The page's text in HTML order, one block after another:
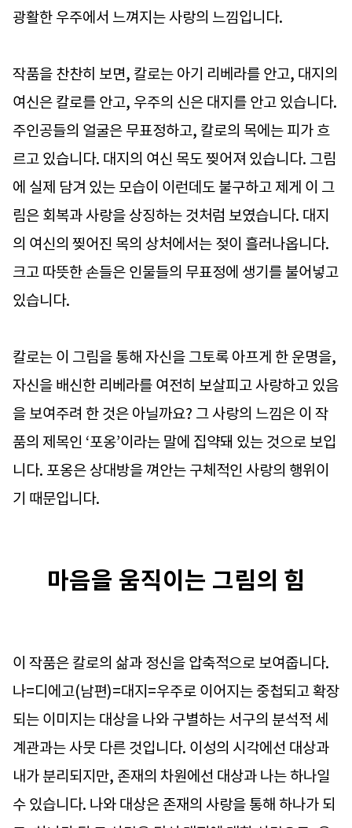
광활한 우주에서 느껴지는 사랑의 느낌입니다.
작품을 찬찬히 보면, 칼로는 아기 리베라를 안고, 대지의
여신은 칼로를 안고, 우주의 신은 대지를 안고 있습니다.
주인공들의 얼굴은 무표정하고, 칼로의 목에는 피가 흐
르고 있습니다. 대지의 여신 목도 찢어져 있습니다. 그림
에 실제 담겨 있는 모습이 이런데도 불구하고 제게 이 그
림은 회복과 사랑을 상징하는 것처럼 보였습니다. 대지
의 여신의 찢어진 목의 상처에서는 젖이 흘러나옵니다.
크고 따뜻한 손들은 인물들의 무표정에 생기를 불어넣고
있습니다.
칼로는 이 그림을 통해 자신을 그토록 아프게 한 운명을,
자신을 배신한 리베라를 여전히 보살피고 사랑하고 있음
을 보여주려 한 것은 아닐까요? 그 사랑의 느낌은 이 작
품의 제목인 ‘포옹’이라는 말에 집약돼 있는 것으로 보입
니다. 포옹은 상대방을 껴안는 구체적인 사랑의 행위이
기 때문입니다.
마음을 움직이는 그림의 힘
이 작품은 칼로의 삶과 정신을 압축적으로 보여줍니다.
나=디에고(남편)=대지=우주로 이어지는 중첩되고 확장
되는 이미지는 대상을 나와 구별하는 서구의 분석적 세
계관과는 사뭇 다른 것입니다. 이성의 시각에선 대상과
내가 분리되지만, 존재의 차원에선 대상과 나는 하나일
수 있습니다. 나와 대상은 존재의 사랑을 통해 하나가 되